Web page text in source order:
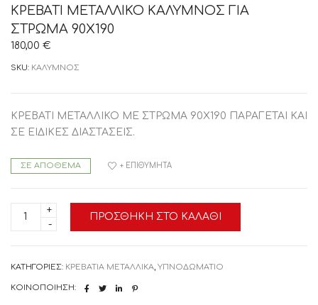
ΚΡΕΒΑΤΙ ΜΕΤΑΛΛΙΚΟ ΚΑΛΥΜΝΟΣ ΓΙΑ
ΣΤΡΩΜΑ 90Χ190
180,00 €
SKU: ΚΑΛΥΜΝΟΣ
ΚΡΕΒΑΤΙ ΜΕΤΑΛΛΙΚΟ ΜΕ ΣΤΡΩΜΑ 90Χ190 ΠΑΡΑΓΕΤΑΙ ΚΑΙ
ΣΕ ΕΙΔΙΚΕΣ ΔΙΑΣΤΑΣΕΙΣ.
ΣΕ ΑΠΌΘΕΜΑ
ΚΡΕΒΑΤΙ
ΜΕΤΑΛΛΙΚΟ
ΚΑΛΥΜΝΟΣ
ποσότητα
ΠΡΟΣΘΉΚΗ ΣΤΟ ΚΑΛΆΘΙ
+ ΕΠΙΘΥΜΗΤΆ
ΚΑΤΗΓΟΡΊΕΣ: ΚΡΕΒΑΤΙΑ ΜΕΤΑΛΛΙΚΑ, ΥΠΝΟΔΩΜΑΤΙΟ
ΚΟΙΝΟΠΟΊΗΣΗ: